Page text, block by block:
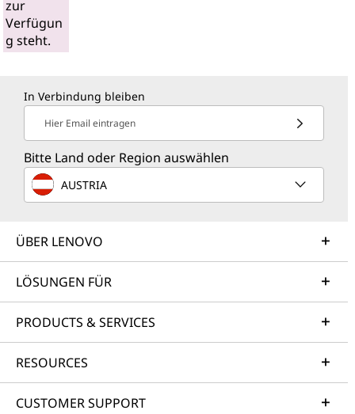
zur
Verfügun
g steht.
In Verbindung bleiben
Hier Email eintragen
Bitte Land oder Region auswählen
AUSTRIA
ÜBER LENOVO
LÖSUNGEN FÜR
PRODUCTS & SERVICES
RESOURCES
CUSTOMER SUPPORT